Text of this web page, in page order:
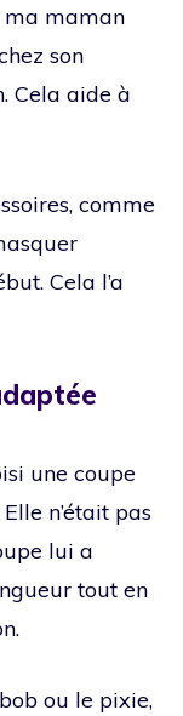
ma maman
son
Cela aide à
comme
Cela l’a
une coupe
n’était pas
lui a
tout en
ou le pixie,